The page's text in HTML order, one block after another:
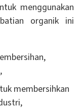
menggunakan
organik ini
membersihkan